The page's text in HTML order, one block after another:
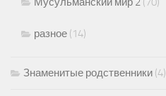
разное (14)
Знаменитые родственники (4)